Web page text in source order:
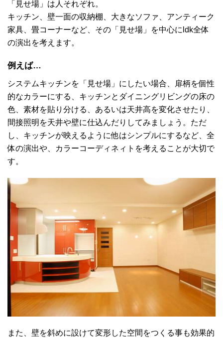
「見せ場」は人それぞれ。
キッチン、壁一面の収納棚、大きなソファ、アンティーク
家具、畳コーナーなど、その「見せ場」を中心にldk全体
の演出を考えます。
例えば…
システムキッチンを「見せ場」にしたい場合、扉柄を個性
的なカラーにする、キッチンとダイニングリビングの床の
色、素材を貼り分ける、あるいは天井高を変化させたり、
間接照明を天井や壁に仕込んだりしてみましょう。ただ
し、キッチンが映えるように他はシンプルにするなど、全
体の演出や、カラーコーディネィトを考えることが大切で
す。
また、壁を斜めに設けて変形した空間をつくる事も効果的